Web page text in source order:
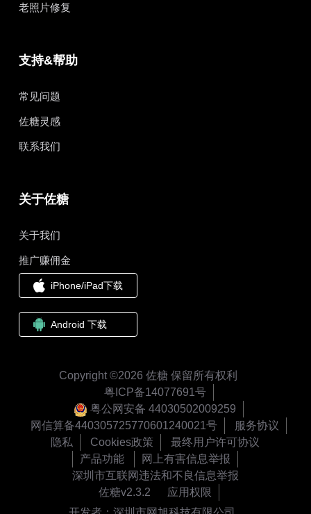
老照片修复
支持&帮助
常见问题
佐糖灵感
联系我们
关于佐糖
关于我们
推广赚佣金
iPhone/iPad下载
Android 下载
Copyright ©2026 佐糖 保留所有权利
粤ICP备14077691号
粤公网安备 44030502009259
网信算备440305725770601240021号
服务协议
隐私
Cookies政策
最终用户许可协议
产品功能
网上有害信息举报
深圳市互联网违法和不良信息举报
佐糖v2.3.2
应用权限